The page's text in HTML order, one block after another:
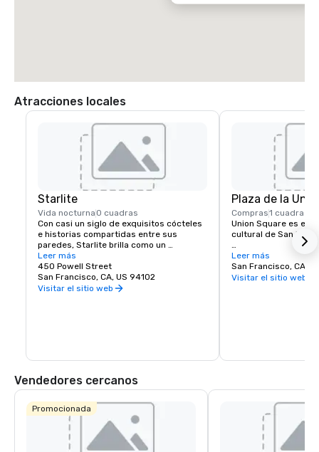
Atracciones locales
Starlite
Vida nocturna 0 cuadras
Con casi un siglo de exquisitos cócteles
e historias compartidas entre sus
paredes, Starlite brilla como un
establecimiento histórico y venerado de
San Francisco. Ubicado en el último piso
de Beacon Grand.
Leer más
450 Powell Street
San Francisco, CA, US 94102
Visitar el sitio web
Plaza de la
Compras1 cuadra
Union Square es el
cultural de San
Cuenta con la mayor
tiendas de lujo,
boutiques de la
Leer más
San Francisco, CA,
Visitar el sitio web
Vendedores cercanos
Promocionada